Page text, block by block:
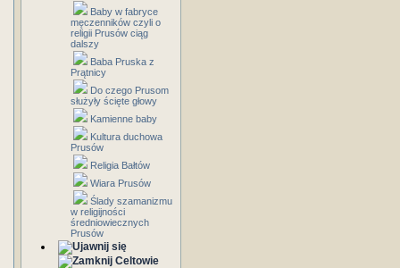
Baby w fabryce
męczenników czyli o
religii Prusów ciąg
dalszy
Baba Pruska z
Prątnicy
Do czego Prusom
służyły ścięte głowy
Kamienne baby
Kultura duchowa
Prusów
Religia Bałtów
Wiara Prusów
Ślady szamanizmu
w religijności
średniowiecznych
Prusów
Celtowie